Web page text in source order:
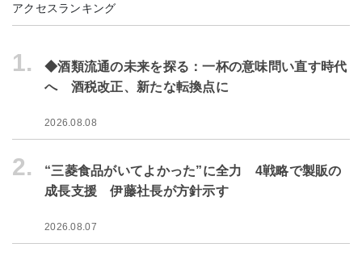
アクセスランキング
1.
◆酒類流通の未来を探る：一杯の意味問い直す時代
へ 酒税改正、新たな転換点に
2026.08.08
2.
“三菱食品がいてよかった”に全力 4戦略で製販の
成長支援 伊藤社長が方針示す
2026.08.07